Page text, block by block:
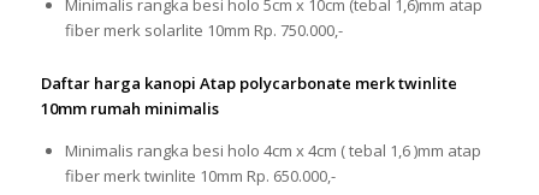
Minimalis rangka besi holo 5cm x 10cm (tebal 1,6)mm atap
fiber merk solarlite 10mm Rp. 750.000,-
Daftar harga kanopi Atap polycarbonate merk twinlite
10mm rumah minimalis
Minimalis rangka besi holo 4cm x 4cm ( tebal 1,6 )mm atap
fiber merk twinlite 10mm Rp. 650.000,-